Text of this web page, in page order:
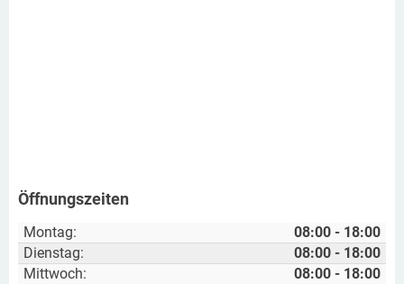
Öffnungszeiten
Montag:
08:00 - 18:00
Dienstag:
08:00 - 18:00
Mittwoch:
08:00 - 18:00